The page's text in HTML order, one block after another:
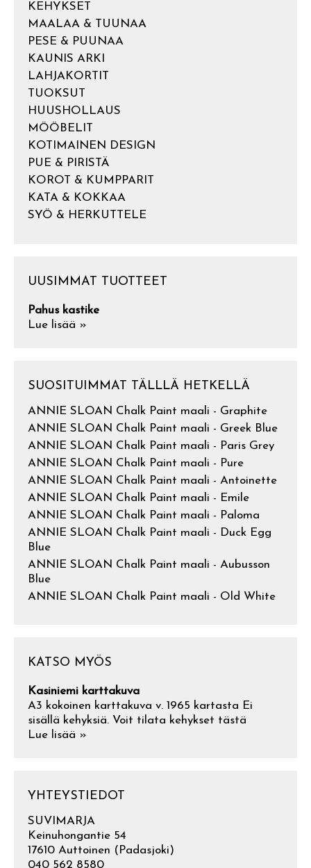
KEHYKSET
MAALAA & TUUNAA
PESE & PUUNAA
KAUNIS ARKI
LAHJAKORTIT
TUOKSUT
HUUSHOLLAUS
MÖÖBELIT
KOTIMAINEN DESIGN
PUE & PIRISTÄ
KOROT & KUMPPARIT
KATA & KOKKAA
SYÖ & HERKUTTELE
UUSIMMAT TUOTTEET
Pahus kastike
Lue lisää »
SUOSITUIMMAT TÄLLLÄ HETKELLÄ
ANNIE SLOAN Chalk Paint maali - Graphite
ANNIE SLOAN Chalk Paint maali - Greek Blue
ANNIE SLOAN Chalk Paint maali - Paris Grey
ANNIE SLOAN Chalk Paint maali - Pure
ANNIE SLOAN Chalk Paint maali - Antoinette
ANNIE SLOAN Chalk Paint maali - Emile
ANNIE SLOAN Chalk Paint maali - Paloma
ANNIE SLOAN Chalk Paint maali - Duck Egg
Blue
ANNIE SLOAN Chalk Paint maali - Aubusson
Blue
ANNIE SLOAN Chalk Paint maali - Old White
KATSO MYÖS
Kasiniemi karttakuva
A3 kokoinen karttakuva v. 1965 kartasta Ei
sisällä kehyksiä. Voit tilata kehykset tästä
Lue lisää »
YHTEYSTIEDOT
SUVIMARJA
Keinuhongantie 54
17610 Auttoinen (Padasjoki)
040 562 8580